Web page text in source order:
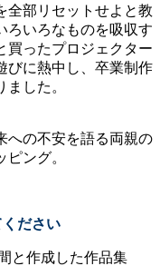
全部リセットせよと教
ろいろなものを吸収す
買ったプロジェクター
びに熱中し、卒業制作
した。
への不安を語る両親の
ング。
ださい
と作成した作品集